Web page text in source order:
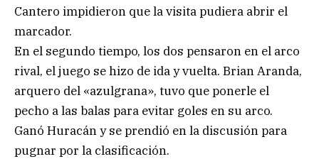
Cantero impidieron que la visita pudiera abrir el
marcador.
En el segundo tiempo, los dos pensaron en el arco
rival, el juego se hizo de ida y vuelta. Brian Aranda,
arquero del «azulgrana», tuvo que ponerle el
pecho a las balas para evitar goles en su arco.
Ganó Huracán y se prendió en la discusión para
pugnar por la clasificación.